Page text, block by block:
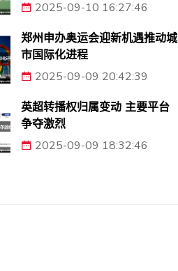
2025-09-10 16:27:46
郑州申办奥运会迎新机遇推动城
市国际化进程
2025-09-09 20:42:39
英超转播权归属变动 主要平台
争夺激烈
2025-09-09 18:32:46